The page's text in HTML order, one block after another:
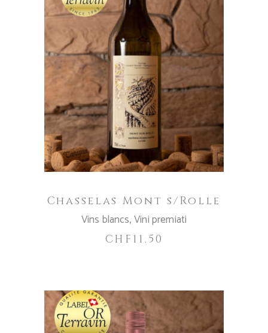
AGGIUNGI AL CARRELLO
Chasselas Mont s/Rolle
Vins blancs,Vini premiati
CHF 11.50